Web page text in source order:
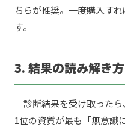
ちらが推奨。一度購入す
す。
3. 結果の読み解き
診断結果を受け取ったら
1位の資質が最も「無意識